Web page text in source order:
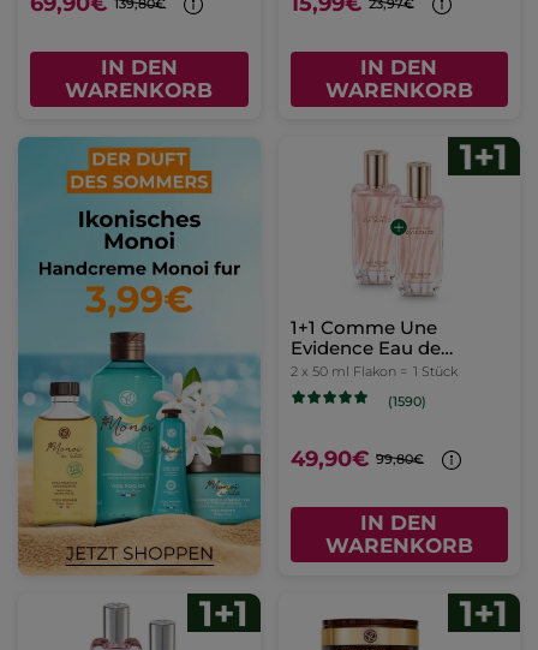
139,80€
IN DEN
WARENKORB
23,97€
IN DEN
WARENKORB
1+1 Comme Une
Evidence Eau de
Parfum 50 ml
2 x 50 ml Flakon = 1 Stück
(1590)
49,90€ 99,80€
IN DEN
WARENKORB